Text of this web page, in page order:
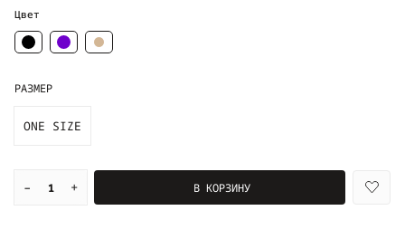
Цвет
РАЗМЕР
ONE SIZE
– + В КОРЗИНУ